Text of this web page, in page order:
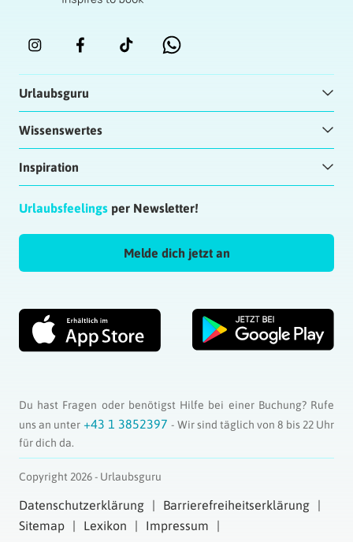
Urlaubsguru
Wissenswertes
Inspiration
Urlaubsfeelings per Newsletter!
Melde dich jetzt an
Du hast Fragen oder benötigst Hilfe bei einer Buchung? Rufe
uns an unter +43 1 3852397- Wir sind täglich von 8 bis 22 Uhr
für dich da.
Copyright 2026 - Urlaubsguru
Datenschutzerklärung
Barrierefreiheitserklärung
Sitemap
Lexikon Impressum